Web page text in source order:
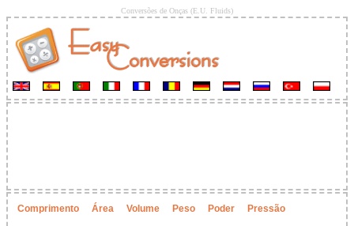
Conversões de Onças (E.U. Fluids)
Comprimento Área Volume Peso Poder Pressão